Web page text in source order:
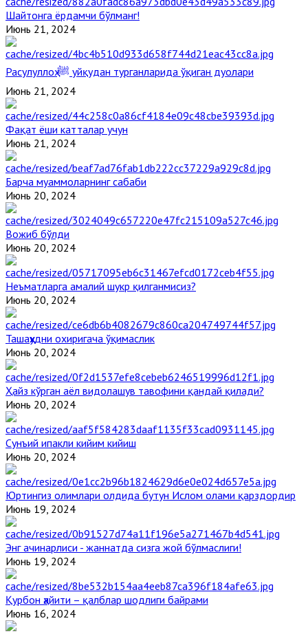
Шайтонга ёрдамчи бўлманг!
Июнь 21, 2024
Расулуллоҳ ﷺ уйқудан турганларида ўқиган дуолари
Июнь 21, 2024
Фақат ёши катталар учун
Июнь 21, 2024
Барча муаммоларнинг сабаби
Июнь 20, 2024
Вожиб бўлди
Июнь 20, 2024
Неъматларга амалий шукр қилганмисиз?
Июнь 20, 2024
Ташаҳҳудни охиригача ўқимаслик
Июнь 20, 2024
Ҳайз кўрган аёл видолашув тавофини қандай қилади?
Июнь 20, 2024
Сунъий ипакли кийим кийиш
Июнь 20, 2024
Юртингиз олимлари олдида бутун Ислом олами қарздордир
Июнь 19, 2024
Энг ачинарлиси - жаннатда сизга жой бўлмаслиги!
Июнь 19, 2024
Қурбон ҳайити – қалблар шодлиги байрами
Июнь 16, 2024